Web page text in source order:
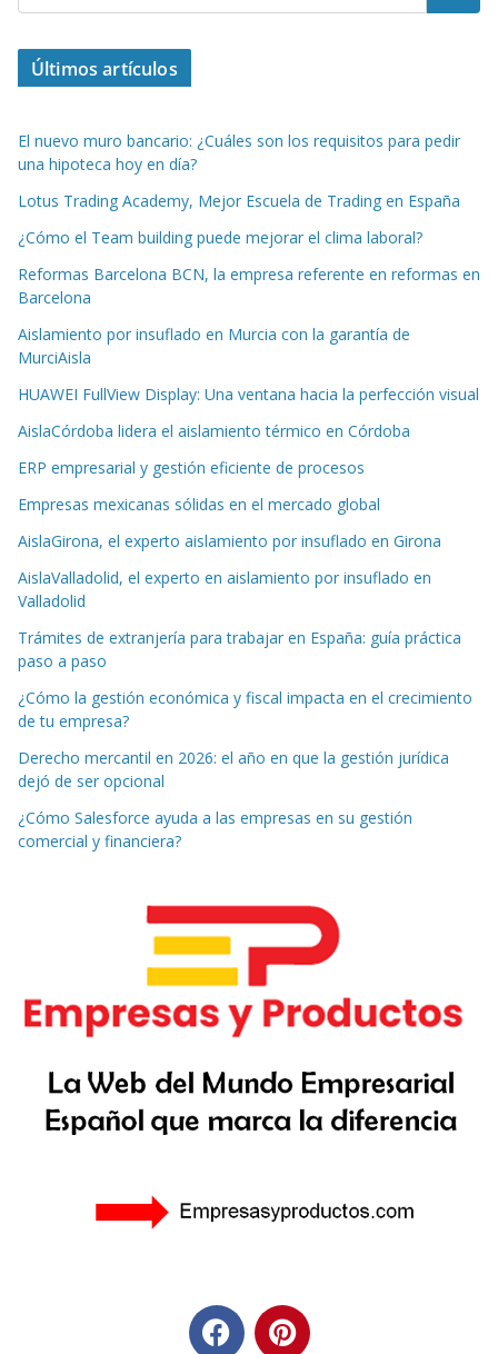
Últimos artículos
El nuevo muro bancario: ¿Cuáles son los requisitos para pedir
una hipoteca hoy en día?
Lotus Trading Academy, Mejor Escuela de Trading en España
¿Cómo el Team building puede mejorar el clima laboral?
Reformas Barcelona BCN, la empresa referente en reformas en
Barcelona
Aislamiento por insuflado en Murcia con la garantía de
MurciAisla
HUAWEI FullView Display: Una ventana hacia la perfección visual
AislaCórdoba lidera el aislamiento térmico en Córdoba
ERP empresarial y gestión eficiente de procesos
Empresas mexicanas sólidas en el mercado global
AislaGirona, el experto aislamiento por insuflado en Girona
AislaValladolid, el experto en aislamiento por insuflado en
Valladolid
Trámites de extranjería para trabajar en España: guía práctica
paso a paso
¿Cómo la gestión económica y fiscal impacta en el crecimiento
de tu empresa?
Derecho mercantil en 2026: el año en que la gestión jurídica
dejó de ser opcional
¿Cómo Salesforce ayuda a las empresas en su gestión
comercial y financiera?